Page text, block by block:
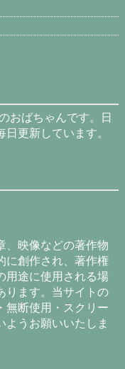
おばちゃんです。日
更新しています。
、映像などの著作物
に創作され、著作権
用途に使用される場
ります。当サイトの
無断使用・スクリー
ようお願いいたしま